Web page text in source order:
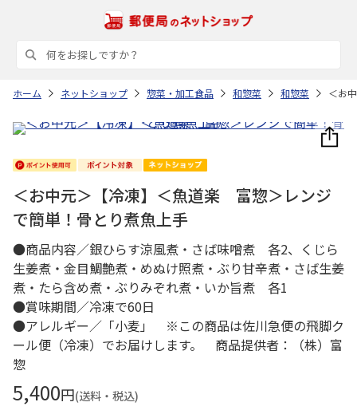
ホーム ネットショップ 惣菜・加工食品 和惣菜 和惣菜 ＜お
＜お中元＞【冷凍】＜魚道楽 富惣＞レンジ
で簡単！骨とり煮魚上手
●商品内容／銀ひらす涼風煮・さば味噌煮 各2、くじら
生姜煮・金目鯛艶煮・めぬけ照煮・ぶり甘辛煮・さば生姜
煮・たら含め煮・ぶりみぞれ煮・いか旨煮 各1
●賞味期間／冷凍で60日
●アレルギー／「小麦」 ※この商品は佐川急便の飛脚ク
ール便（冷凍）でお届けします。 商品提供者：（株）富
惣
5,400円(送料・税込)